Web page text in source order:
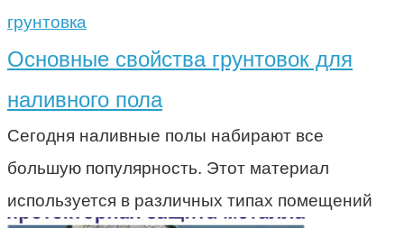
грунтовка
Основные свойства грунтовок для
наливного пола
Сегодня наливные полы набирают все
большую популярность. Этот материал
используется в различных типах помещений